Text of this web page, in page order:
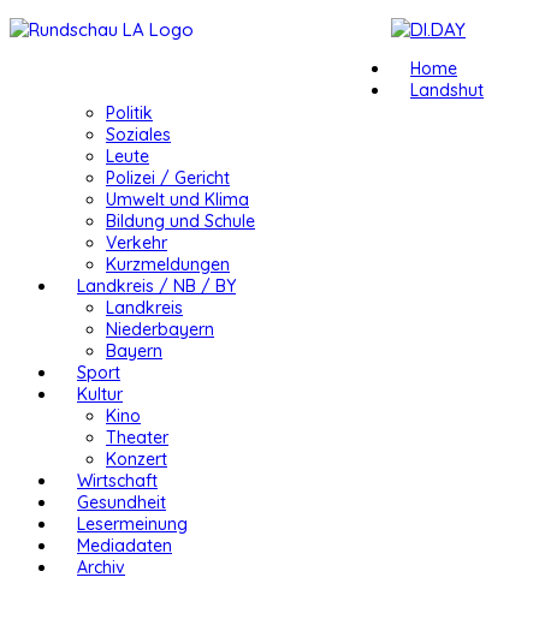
Home
Landshut
Politik
Soziales
Leute
Polizei / Gericht
Umwelt und Klima
Bildung und Schule
Verkehr
Kurzmeldungen
Landkreis / NB / BY
Landkreis
Niederbayern
Bayern
Sport
Kultur
Kino
Theater
Konzert
Wirtschaft
Gesundheit
Lesermeinung
Mediadaten
Archiv